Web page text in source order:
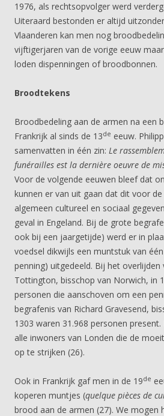
1976, als rechtsopvolger werd
Uiteraard bestonden er altijd
Vlaanderen kan men nog
vijftigerjaren van de vorige eeuw
loden dispenningen of broodbonnen.
Broodtekens
Broodbedeling aan de armen na een
Frankrijk al sinds de 13de eeuw.
samenvatten in één zin: Le
funérailles est la dernière oeuvre de
Voor de volgende eeuwen bleef dat
kunnen er van uit gaan dat dit voor
algemeen cultureel en sociaal
geval in Engeland. Bij de grote
ook bij een jaargetijde) werd er in
voedsel dikwijls een muntstuk van
penning) uitgedeeld. Bij het overlijden
Tottington, bisschop van Norwich, in
personen die aanschoven om een
begrafenis van Richard Gravesend,
1303 waren 31.968 personen
alle inwoners van Londen die de
op te strijken (26).
Ook in Frankrijk gaf men in de 19de
koperen muntjes (quelque pièces de
brood aan de armen (27). We mogen